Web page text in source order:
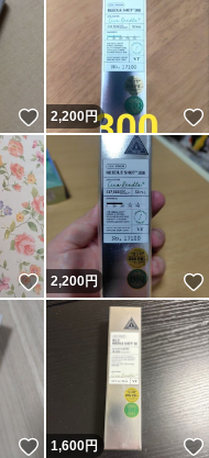
いいね！
2,200円
いいね！
2,200円
いいね！
1,600円